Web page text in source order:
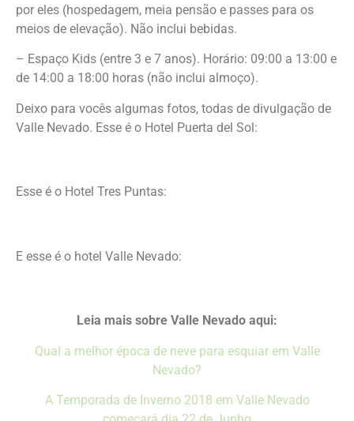
por eles (hospedagem, meia pensão e passes para os
meios de elevação). Não inclui bebidas.
– Espaço Kids (entre 3 e 7 anos). Horário: 09:00 a 13:00 e
de 14:00 a 18:00 horas (não inclui almoço).
Deixo para vocês algumas fotos, todas de divulgação de
Valle Nevado. Esse é o Hotel Puerta del Sol:
Esse é o Hotel Tres Puntas:
E esse é o hotel Valle Nevado:
Leia mais sobre Valle Nevado aqui:
Qual a melhor época de neve para esquiar em Valle
Nevado?
A Temporada de Inverno 2018 em Valle Nevado